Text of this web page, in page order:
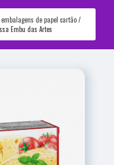
embalagens de papel cartão
Embu das Artes